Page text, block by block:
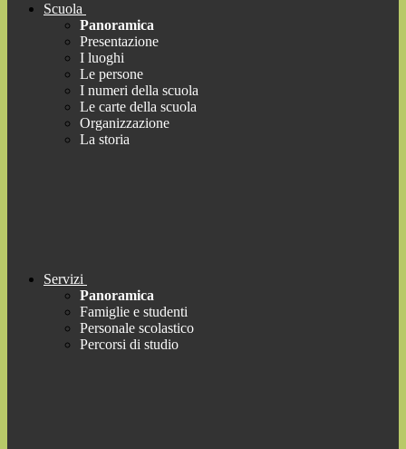
Scuola
Panoramica
Presentazione
I luoghi
Le persone
I numeri della scuola
Le carte della scuola
Organizzazione
La storia
Servizi
Panoramica
Famiglie e studenti
Personale scolastico
Percorsi di studio